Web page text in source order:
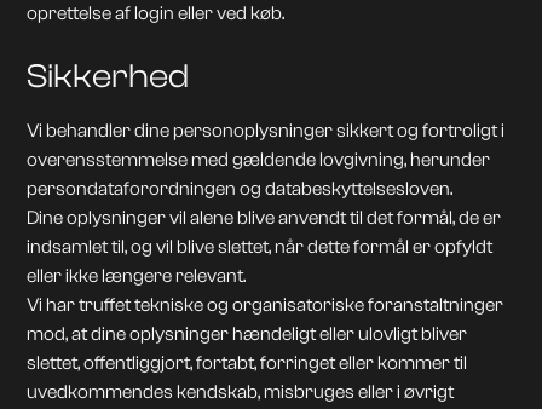
oprettelse af login eller ved køb.
Sikkerhed
Vi behandler dine personoplysninger sikkert og fortroligt i
overensstemmelse med gældende lovgivning, herunder
persondataforordningen og databeskyttelsesloven.
Dine oplysninger vil alene blive anvendt til det formål, de er
indsamlet til, og vil blive slettet, når dette formål er opfyldt
eller ikke længere relevant.
Vi har truffet tekniske og organisatoriske foranstaltninger
mod, at dine oplysninger hændeligt eller ulovligt bliver
slettet, offentliggjort, fortabt, forringet eller kommer til
uvedkommendes kendskab, misbruges eller i øvrigt